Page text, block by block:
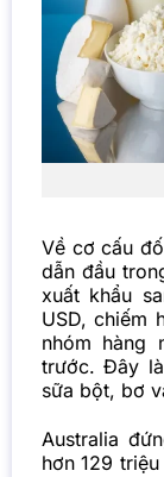
Về cơ cấu
dẫn đầu
xuất khẩu
USD, chiếm
nhóm hàng
trước. Đây
sữa bột, bơ
Australia
hơn 129